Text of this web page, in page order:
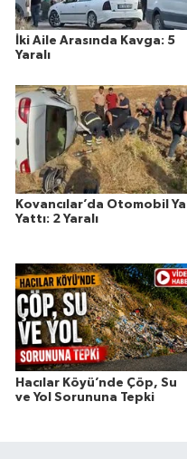
İki Aile Arasında Kavga: 5
Yaralı
Kovancılar’da Otomobil
Yattı: 2 Yaralı
Hacılar Köyü’nde Çöp, Su
ve Yol Sorununa Tepki